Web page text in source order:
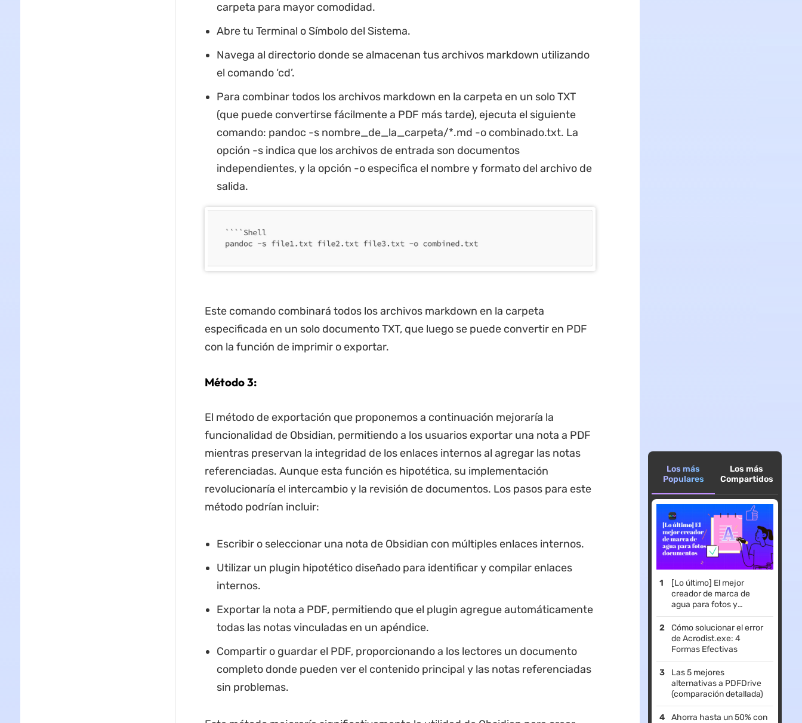
carpeta para mayor comodidad.
Abre tu Terminal o Símbolo del Sistema.
Navega al directorio donde se almacenan tus archivos markdown utilizando
el comando ‘cd’.
Para combinar todos los archivos markdown en la carpeta en un solo TXT
(que puede convertirse fácilmente a PDF más tarde), ejecuta el siguiente
comando: pandoc -s nombre_de_la_carpeta/*.md -o combinado.txt. La
opción -s indica que los archivos de entrada son documentos
independientes, y la opción -o especifica el nombre y formato del archivo de
salida.
Este comando combinará todos los archivos markdown en la carpeta
especificada en un solo documento TXT, que luego se puede convertir en PDF
con la función de imprimir o exportar.
Método 3:
El método de exportación que proponemos a continuación mejoraría la
funcionalidad de Obsidian, permitiendo a los usuarios exportar una nota a PDF
mientras preservan la integridad de los enlaces internos al agregar las notas
referenciadas. Aunque esta función es hipotética, su implementación
revolucionaría el intercambio y la revisión de documentos. Los pasos para este
método podrían incluir:
Escribir o seleccionar una nota de Obsidian con múltiples enlaces internos.
Utilizar un plugin hipotético diseñado para identificar y compilar enlaces
internos.
Exportar la nota a PDF, permitiendo que el plugin agregue automáticamente
todas las notas vinculadas en un apéndice.
Compartir o guardar el PDF, proporcionando a los lectores un documento
completo donde pueden ver el contenido principal y las notas referenciadas
sin problemas.
Los más
Populares
Los más
Compartidos
[Lo último] El mejor
creador de marca de
agua para fotos y
documentos
Cómo solucionar el error
de Acrodist.exe: 4
Formas Efectivas
Las 5 mejores
alternativas a PDFDrive
(comparación detallada)
Ahorra hasta un 50% con